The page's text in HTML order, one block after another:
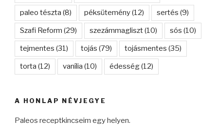
paleo tészta (8) péksütemény(12) sertés (9)
Szafi Reform (29) szezámmagliszt(10) sós (10)
tejmentes (31) tojás (79) tojásmentes (35)
torta (12) vanília (10) édesség(12)
A HONLAP NÉVJEGYE
Paleos receptkincseim egy helyen.